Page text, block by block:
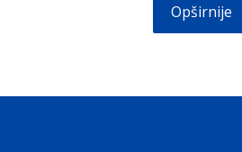
Opširnije